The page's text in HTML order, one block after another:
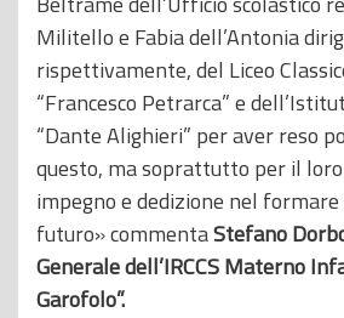
Militello e Fabia dell’Antonia
rispettivamente, del Liceo
“Francesco Petrarca” e
“Dante Alighieri” per aver reso
questo, ma soprattutto per il
impegno e dedizione nel
futuro» commentaStefano
Generale dell’IRCCS Materno
Garofolo”.